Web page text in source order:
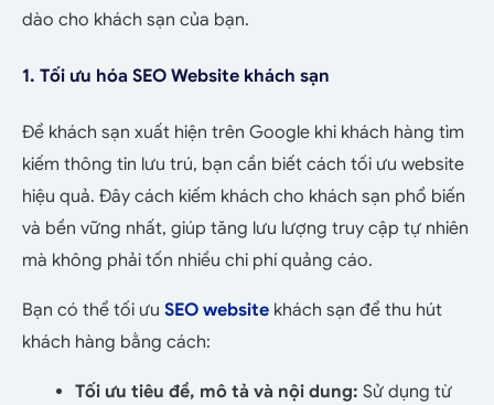
dào cho khách sạn của bạn.
1. Tối ưu hóa SEO Website khách sạn
Để khách sạn xuất hiện trên Google khi khách hàng tìm
kiếm thông tin lưu trú, bạn cần biết cách tối ưu website
hiệu quả. Đây cách kiếm khách cho khách sạn phổ biến
và bền vững nhất, giúp tăng lưu lượng truy cập tự nhiên
mà không phải tốn nhiều chi phí quảng cáo.
Bạn có thể tối ưu SEO website khách sạn để thu hút
khách hàng bằng cách:
Tối ưu tiêu đề, mô tả và nội dung: Sử dụng từ